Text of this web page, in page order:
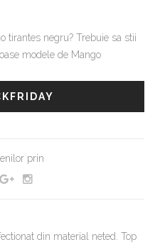
tirantes negru? Trebuie sa stii
modele de Mango
prin
din material neted. Top